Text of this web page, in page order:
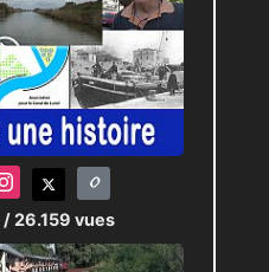
/ 26.159 vues